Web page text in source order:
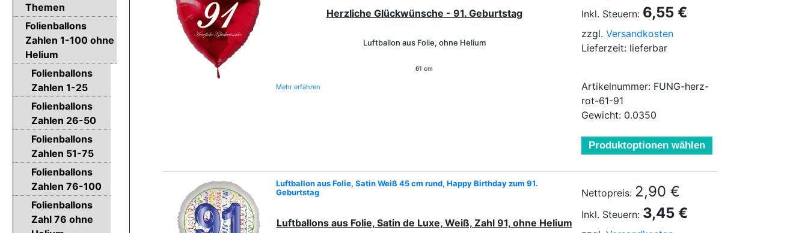
Herzliche Glückwünsche - 91. Geburtstag
Luftballon aus Folie, ohne Helium
61 cm
Mehr erfahren
Inkl. Steuern: 6,55 €
zzgl. Versandkosten
Lieferzeit: lieferbar
Artikelnummer: FUNG-herz-
rot-61-91
Gewicht: 0.0350
Produktoptionen wählen
Luftballon aus Folie, Satin Weiß 45 cm rund, Happy Birthday zum 91.
Geburtstag
Luftballons aus Folie, Satin de Luxe, Weiß, Zahl 91, ohne Helium
Nettopreis: 2,90 €
Inkl. Steuern: 3,45 €
Themen
Folienballons
Zahlen 1-100 ohne
Helium
Folienballons
Zahlen 1-25
Folienballons
Zahlen 26-50
Folienballons
Zahlen 51-75
Folienballons
Zahlen 76-100
Folienballons
Zahl 76 ohne